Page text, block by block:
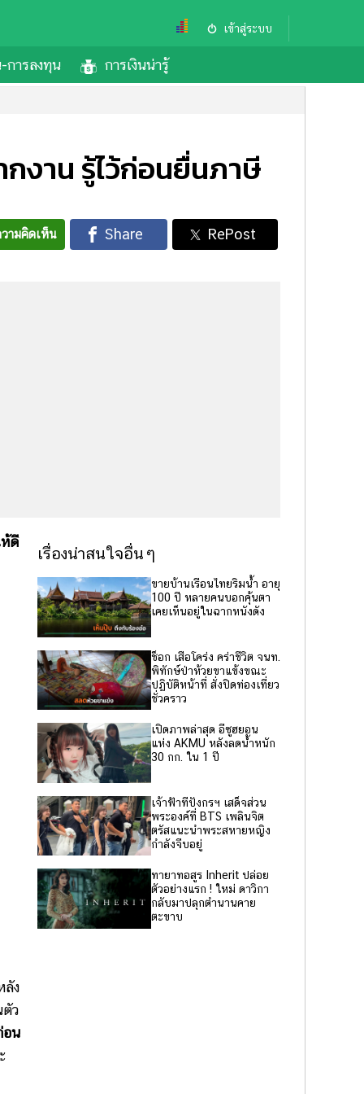
เข้าสู่ระบบ
การลงทุน การเงินน่ารู้
งาน รู้ไว้ก่อนยื่นภาษี
ามคิดเห็น
ดี
ลัง
ตัว
อน
เรื่องน่าสนใจอื่นๆ
ขายบ้านเรือนไทยริมน้ำ อายุ
100 ปี หลายคนบอกคุ้นตา
เคยเห็นอยู่ในฉากหนังดัง
ช็อก เสือโคร่ง คร่าชีวิต จนท.
พิทักษ์ป่าห้วยขาแข้งขณะ
ปฏิบัติหน้าที่ สั่งปิดท่องเที่ยว
ชั่วคราว
เปิดภาพล่าสุด อีซูฮยอน
แห่ง AKMU หลังลดน้ำหนัก
30 กก. ใน 1 ปี
เจ้าฟ้าทีปังกรฯ เสด็จส่วน
พระองค์ที่ BTS เพลินจิต
ตรัสแนะนำพระสหายหญิง
กำลังจีบอยู่
ทายาทอสูร Inherit ปล่อย
ตัวอย่างแรก ! ใหม่ ดาวิกา
กลับมาปลุกตำนานคาย
ตะขาบ